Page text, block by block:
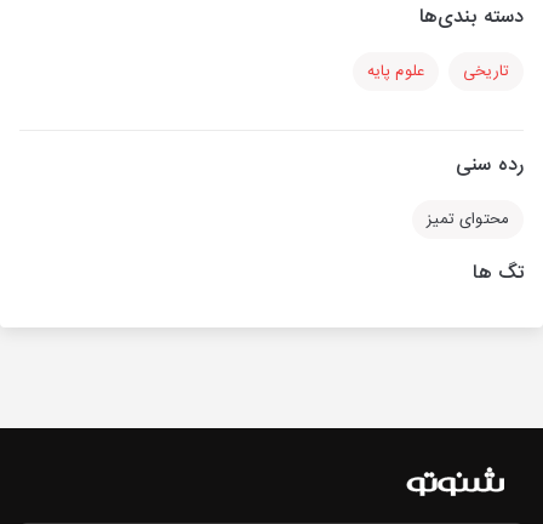
دسته بندی‌ها
تاریخی علوم پایه
رده سنی
محتوای تمیز
تگ ها